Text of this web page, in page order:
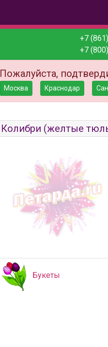
+7
+7
Пожалуйста,
Москва Краснодар
Колибри (желтые
Букеты